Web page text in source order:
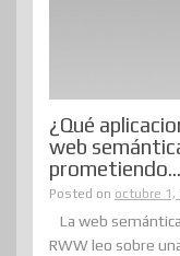
¿Qué
web
prometiendo…
Posted on octubre 1,
La web
RWW leo sobre